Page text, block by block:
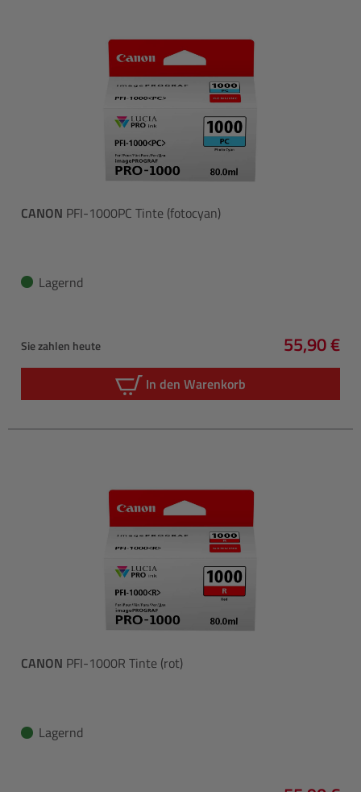
CANON PFI-1000PC Tinte (fotocyan)
Lagernd
Sie zahlen heute 55,90 €
In den Warenkorb
CANON PFI-1000R Tinte (rot)
Lagernd